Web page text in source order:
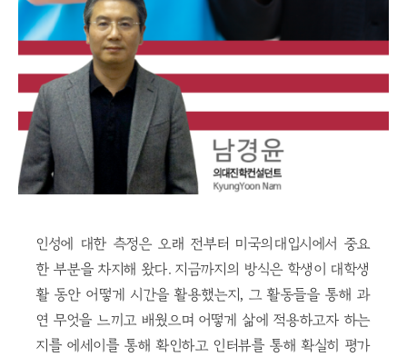
인성에 대한 측정은 오래 전부터 미국의대입시에서 중요
한 부분을 차지해 왔다. 지금까지의 방식은 학생이 대학생
활 동안 어떻게 시간을 활용했는지, 그 활동들을 통해 과
연 무엇을 느끼고 배웠으며 어떻게 삶에 적용하고자 하는
지를 에세이를 통해 확인하고 인터뷰를 통해 확실히 평가